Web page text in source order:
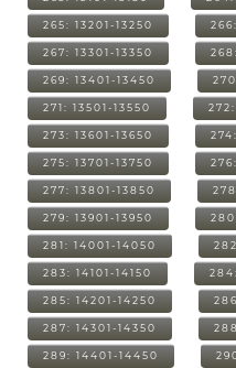
265: 13201-13250
267: 13301-13350
269: 13401-13450
271: 13501-13550
273: 13601-13650
275: 13701-13750
277: 13801-13850
279: 13901-13950
281: 14001-14050
283: 14101-14150
285: 14201-14250
287: 14301-14350
289: 14401-14450